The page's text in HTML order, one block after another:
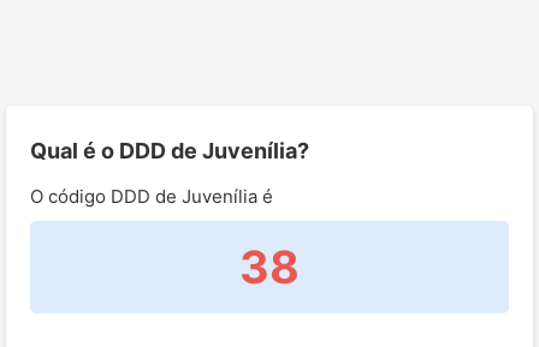
Qual é o DDD de Juvenília?
O código DDD de Juvenília é
38